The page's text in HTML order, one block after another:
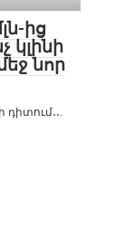
ից
կլինի
նոր
դիտում․․.